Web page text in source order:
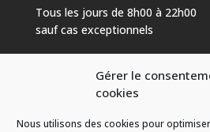
Gérer le
cookies
Nous utilisons des cookies pour
Tous les jours de 8h00 à 22h00
sauf cas exceptionnels
Heures d’ouverture de